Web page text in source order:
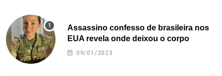
Assassino confesso de brasileira nos
EUA revela onde deixou o corpo
09/01/2023